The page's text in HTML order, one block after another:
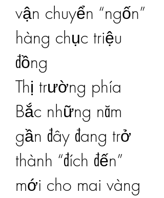
vận chuyển “ngốn”
hàng chục triệu
đồng
Thị trường phía
Bắc những năm
gần đây đang trở
thành “đích đến”
mới cho mai vàng